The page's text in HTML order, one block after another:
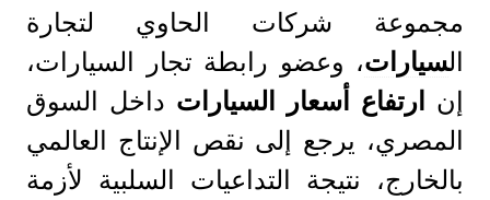
مجموعة شركات الحاوي لتجارة
السيارات، وعضو رابطة تجار السيارات،
إن
ارتفاع أسعار السيارات داخل السوق
المصري، يرجع إلى نقص الإنتاج العالمي
بالخارج، نتيجة التداعيات السلبية لأزمة